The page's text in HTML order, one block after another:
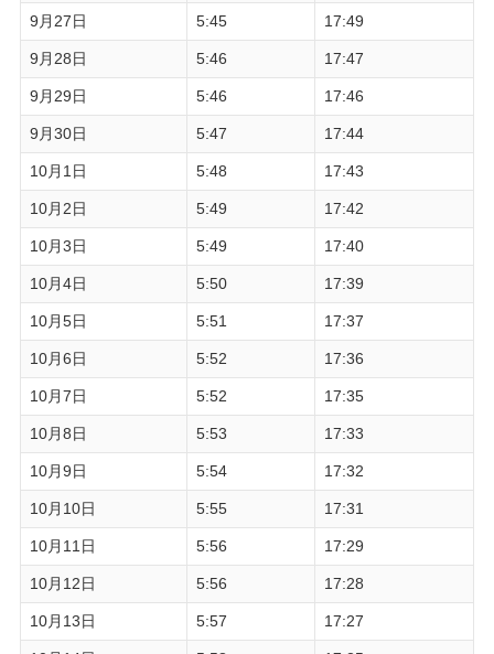
9月27日 5:45 17:49
9月28日 5:46 17:47
9月29日 5:46 17:46
9月30日 5:47 17:44
10月1日 5:48 17:43
10月2日 5:49 17:42
10月3日 5:49 17:40
10月4日 5:50 17:39
10月5日 5:51 17:37
10月6日 5:52 17:36
10月7日 5:52 17:35
10月8日 5:53 17:33
10月9日 5:54 17:32
10月10日 5:55 17:31
10月11日 5:56 17:29
10月12日 5:56 17:28
10月13日 5:57 17:27